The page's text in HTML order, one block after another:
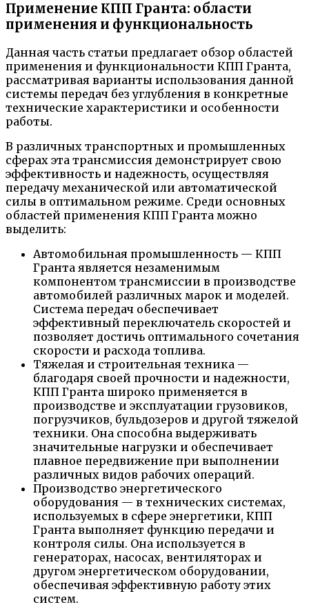
Применение КПП Гранта: области
применения и функциональность
Данная часть статьи предлагает обзор областей
применения и функциональности КПП Гранта,
рассматривая варианты использования данной
системы передач без углубления в конкретные
технические характеристики и особенности
работы.
В различных транспортных и промышленных
сферах эта трансмиссия демонстрирует свою
эффективность и надежность, осуществляя
передачу механической или автоматической
силы в оптимальном режиме. Среди основных
областей применения КПП Гранта можно
выделить:
Автомобильная промышленность — КПП
Гранта является незаменимым
компонентом трансмиссии в производстве
автомобилей различных марок и моделей.
Система передач обеспечивает
эффективный переключатель скоростей и
позволяет достичь оптимального сочетания
скорости и расхода топлива.
Тяжелая и строительная техника —
благодаря своей прочности и надежности,
КПП Гранта широко применяется в
производстве и эксплуатации грузовиков,
погрузчиков, бульдозеров и другой тяжелой
техники. Она способна выдерживать
значительные нагрузки и обеспечивает
плавное передвижение при выполнении
различных видов рабочих операций.
Производство энергетического
оборудования — в технических системах,
используемых в сфере энергетики, КПП
Гранта выполняет функцию передачи и
контроля силы. Она используется в
генераторах, насосах, вентиляторах и
другом энергетическом оборудовании,
обеспечивая эффективную работу этих
систем.